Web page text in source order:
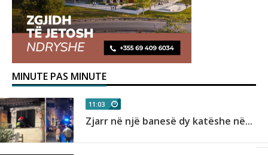
MINUTE PAS MINUTE
11:03
Zjarr në një banesë dy katëshe në...